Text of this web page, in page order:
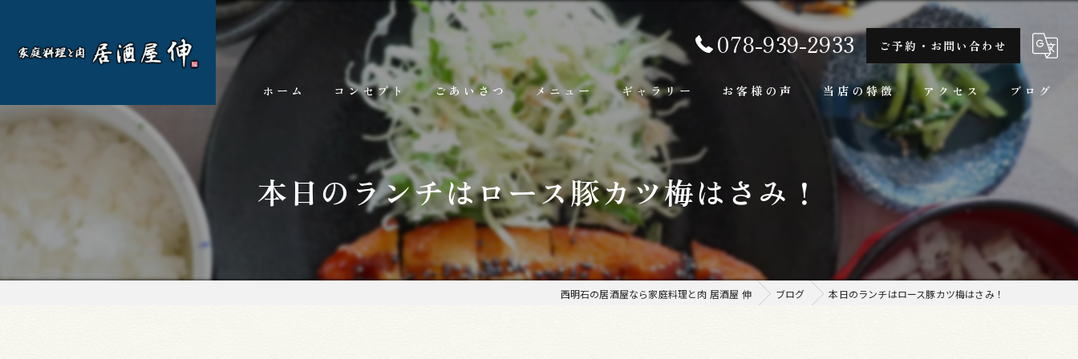
078-939-2933 ご予約・お問い合わせ
ホーム コンセプト ごあいさつ メニュー
ランチ
お料理
お飲み物
ギャラリー お客様の声 当店の特徴
隠れ家
一人
ランチ
家庭料理
アクセス ブログ
本日のランチはロース豚カツ梅はさみ！
西明石の居酒屋なら家庭料理と肉 居酒屋 伸 ブログ 本日のランチはロース豚カツ梅はさみ！